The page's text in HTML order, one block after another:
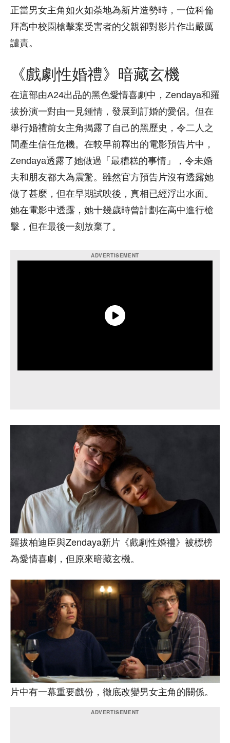
正當男女主角如火如荼地為新片造勢時，一位科倫
拜高中校園槍擊案受害者的父親卻對影片作出嚴厲
譴責。
《戲劇性婚禮》暗藏玄機
在這部由A24出品的黑色愛情喜劇中，Zendaya和羅
拔扮演一對由一見鍾情，發展到訂婚的愛侶。但在
舉行婚禮前女主角揭露了自己的黑歷史，令二人之
間產生信任危機。在較早前釋出的電影預告片中，
Zendaya透露了她做過「最糟糕的事情」，令未婚
夫和朋友都大為震驚。雖然官方預告片沒有透露她
做了甚麼，但在早期試映後，真相已經浮出水面。
她在電影中透露，她十幾歲時曾計劃在高中進行槍
擊，但在最後一刻放棄了。
羅拔柏迪臣與Zendaya新片《戲劇性婚禮》被標榜
為愛情喜劇，但原來暗藏玄機。
片中有一幕重要戲份，徹底改變男女主角的關係。